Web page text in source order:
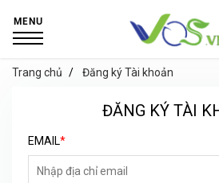
MENU
Trang chủ Đăng ký Tài khoản
ĐĂNG KÝ TÀI
EMAIL*